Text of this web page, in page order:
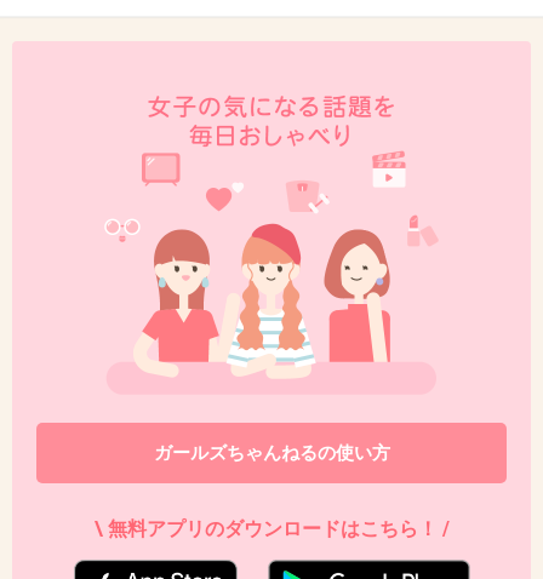
2012/12/08(土) 00:44:14
飛べない豚はただの豚さ… 渋いいぶし銀
+76
ガールズちゃんねるの使い方
\ 無料アプリのダウンロードはこちら！ /